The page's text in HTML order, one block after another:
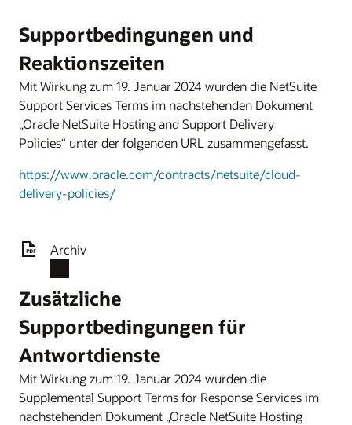
Supportbedingungen und
Reaktionszeiten
Mit Wirkung zum 19. Januar 2024 wurden die NetSuite
Support Services Terms im nachstehenden Dokument
„Oracle NetSuite Hosting and Support Delivery
Policies“ unter der folgenden URL zusammengefasst.
https://www.oracle.com/contracts/netsuite/cloud-
delivery-policies/
Archiv
Zusätzliche
Supportbedingungen für
Antwortdienste
Mit Wirkung zum 19. Januar 2024 wurden die
Supplemental Support Terms for Response Services im
nachstehenden Dokument „Oracle NetSuite Hosting